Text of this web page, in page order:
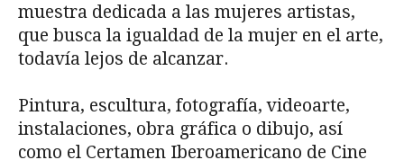
muestra dedicada a las mujeres artistas,
que busca la igualdad de la mujer en el arte,
todavía lejos de alcanzar.
Pintura, escultura, fotografía, videoarte,
instalaciones, obra gráfica o dibujo, así
como el Certamen Iberoamericano de Cine